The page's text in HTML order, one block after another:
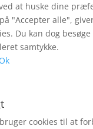
at huske dine
"Accepter alle",
Du kan dog
samtykke.
Ok
cookies til at